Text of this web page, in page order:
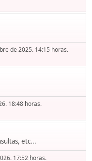
de 2025. 14:15 horas.
18:48 horas.
etc...
17:52 horas.